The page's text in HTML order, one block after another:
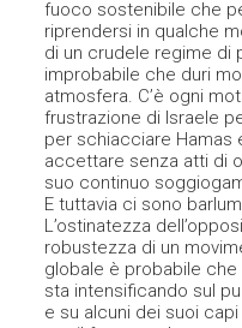
fuoco sostenibile che
riprendersi in qualche
di un crudele regime di
improbabile che duri
atmosfera. C’è ogni
frustrazione di Israele
per schiacciare Hamas
accettare senza atti di
suo continuo
E tuttavia ci sono
L’ostinatezza
robustezza di un
globale è probabile
sta intensificando sul
e su alcuni dei suoi